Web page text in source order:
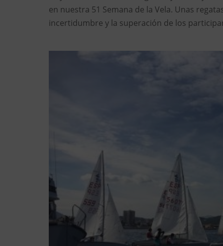
en nuestra 51 Semana de la Vela. Unas
incertidumbre y la superación de los